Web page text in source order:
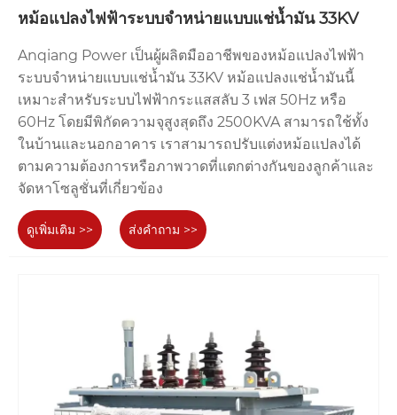
การดำเนินงานระยะยาวในการจัดซื้อหม้อแปลงสำหรับผู้ใช้
พันธมิตรของเราเพื่อให้แน่ใจว่าอุปกรณ์ทำงานอย่าง
ปลอดภัย
4. Anqiang มีสายการผลิตและระบบการจัดการที่ทันสมัย ​​
รับประกันการส่งมอบหม้อแปลงคุณภาพสูงของเราตรงเวลา
หม้อแปลงไฟฟ้าระบบจำหน่ายแบบแช่น้ำมัน 33KV
Anqiang Power เป็นผู้ผลิตมืออาชีพของหม้อแปลงไฟฟ้า
ระบบจำหน่ายแบบแช่น้ำมัน 33KV หม้อแปลงแช่น้ำมันนี้
เหมาะสำหรับระบบไฟฟ้ากระแสสลับ 3 เฟส 50Hz หรือ
60Hz โดยมีพิกัดความจุสูงสุดถึง 2500KVA สามารถใช้ทั้ง
ในบ้านและนอกอาคาร เราสามารถปรับแต่งหม้อแปลงได้
ตามความต้องการหรือภาพวาดที่แตกต่างกันของลูกค้าและ
จัดหาโซลูชั่นที่เกี่ยวข้อง
ดูเพิ่มเติม >> ส่งคำถาม >>